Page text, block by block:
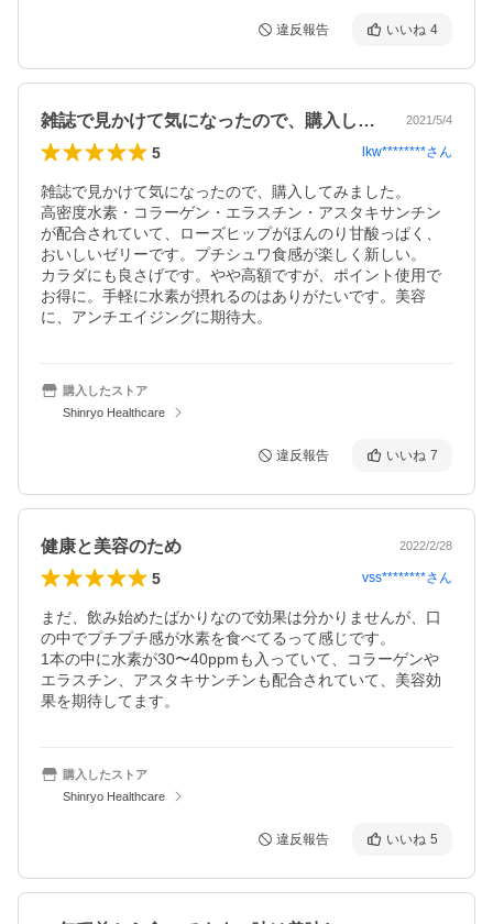
違反報告 いいね 4
雑誌で見かけて気になったので、購入して… 2021/5/4
5 lkw********さん
雑誌で見かけて気になったので、購入してみました。
高密度水素・コラーゲン・エラスチン・アスタキサンチン
が配合されていて、ローズヒップがほんのり甘酸っぱく、
おいしいゼリーです。プチシュワ食感が楽しく新しい。
カラダにも良さげです。やや高額ですが、ポイント使用で
お得に。手軽に水素が摂れるのはありがたいです。美容
に、アンチエイジングに期待大。
購入したストア
Shinryo Healthcare
違反報告 いいね 7
健康と美容のため 2022/2/28
5 vss********さん
まだ、飲み始めたばかりなので効果は分かりませんが、口
の中でプチプチ感が水素を食べてるって感じです。
1本の中に水素が30〜40ppmも入っていて、コラーゲンや
エラスチン、アスタキサンチンも配合されていて、美容効
果を期待してます。
購入したストア
Shinryo Healthcare
違反報告 いいね 5